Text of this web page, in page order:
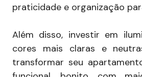
praticidade e organização
Além disso, investir em
cores mais claras e
transformar seu